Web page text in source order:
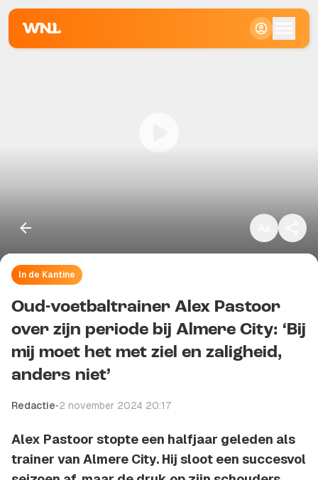
In de Kantine
Oud-voetbaltrainer Alex Pastoor
over zijn periode bij Almere City: ‘Bij
mij moet het met ziel en zaligheid,
anders niet’
Redactie•2 november 2024 20:17
Alex Pastoor stopte een halfjaar geleden als
trainer van Almere City. Hij sloot een succesvol